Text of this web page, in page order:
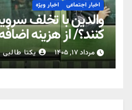
اخبار اجتماعی اخبار ویژه
والدین با تخلف
کنند؟/ از هزینه
مرداد ۱۷, ۱۴۰۵ یکتا طالبی